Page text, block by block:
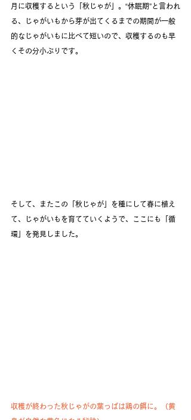
月に収穫するという「秋じゃが」。“休眠期”と言われ
る、じゃがいもから芽が出てくるまでの期間が一般
的なじゃがいもに比べて短いので、収穫するのも早
くその分小ぶりです。
そして、またこの「秋じゃが」を種にして春に植え
て、じゃがいもを育てていくようで、ここにも「循
環」を発見しました。
収穫が終わった秋じゃがの葉っぱは鶏の餌に。（黄